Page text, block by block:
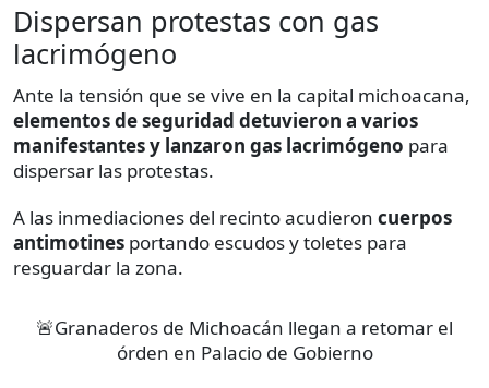
Dispersan protestas con gas
lacrimógeno
Ante la tensión que se vive en la capital michoacana,
elementos de seguridad detuvieron a varios
manifestantes y lanzaron gas lacrimógeno para
dispersar las protestas.
A las inmediaciones del recinto acudieron cuerpos
antimotines portando escudos y toletes para
resguardar la zona.
🚨Granaderos de Michoacán llegan a retomar el
órden en Palacio de Gobierno